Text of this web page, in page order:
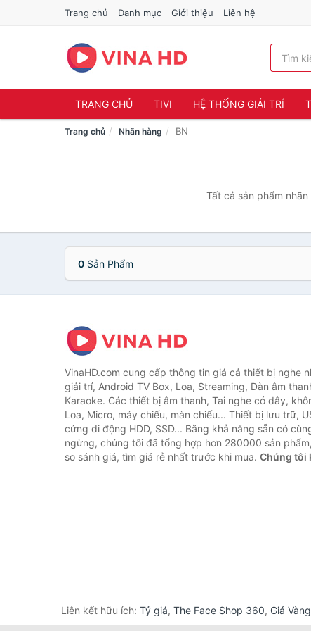
Trang chủ Danh mục Giới thiệu Liên hệ
TRANG CHỦ TIVI HỆ THỐNG GIẢI TRÍ
Trang chủ Nhãn hàng BN
Tất cả sản phẩm
0 Sản Phẩm
VinaHD.com cung cấp thông tin giá cả thiết bị nghe
giải trí, Android TV Box, Loa, Streaming, Dàn âm
Karaoke. Các thiết bị âm thanh, Tai nghe có dây,
Loa, Micro, máy chiếu, màn chiếu... Thiết bị lưu trữ,
cứng di động HDD, SSD... Bằng khả năng sẵn có
ngừng, chúng tôi đã tổng hợp hơn 280000 sản
so sánh giá, tìm giá rẻ nhất trước khi mua. Chúng tôi
Liên kết hữu ích: Tỷ giá, The Face Shop 360, Giá Vàng